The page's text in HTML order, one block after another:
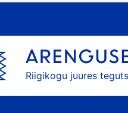
Riigikogu juures